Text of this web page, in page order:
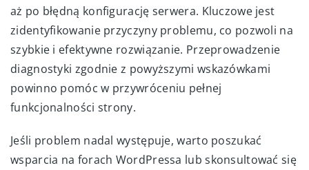
aż po błędną konfigurację serwera. Kluczowe jest
zidentyfikowanie przyczyny problemu, co pozwoli na
szybkie i efektywne rozwiązanie. Przeprowadzenie
diagnostyki zgodnie z powyższymi wskazówkami
powinno pomóc w przywróceniu pełnej
funkcjonalności strony.
Jeśli problem nadal występuje, warto poszukać
wsparcia na forach WordPressa lub skonsultować się